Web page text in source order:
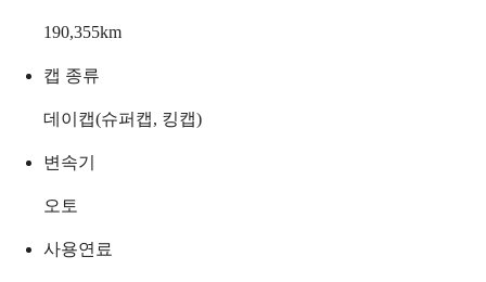
190,355km
캡 종류
데이캡(슈퍼캡, 킹캡)
변속기
오토
사용연료